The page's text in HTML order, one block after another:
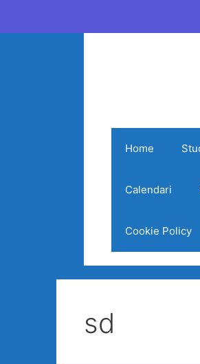
al
Home
Calendari
Cookie Policy
sd